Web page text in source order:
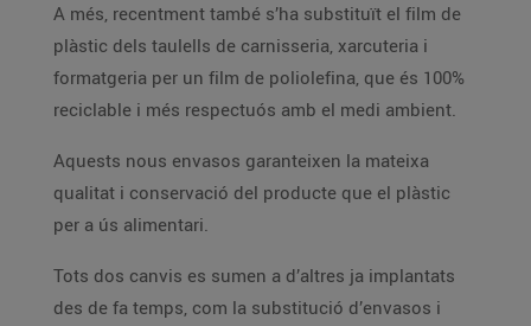
A més, recentment també s’ha substituït el film de
plàstic dels taulells de carnisseria, xarcuteria i
formatgeria per un film de poliolefina, que és 100%
reciclable i més respectuós amb el medi ambient.
Aquests nous envasos garanteixen la mateixa
qualitat i conservació del producte que el plàstic
per a ús alimentari.
Tots dos canvis es sumen a d’altres ja implantats
des de fa temps, com la substitució d’envasos i